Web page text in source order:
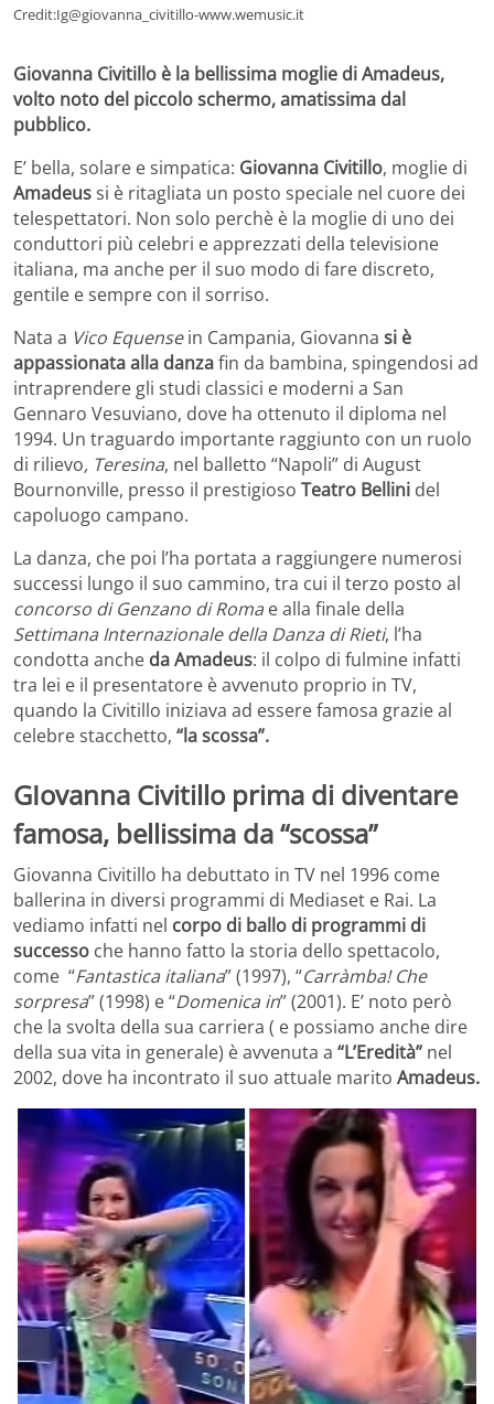
Credit:Ig@giovanna_civitillo-www.wemusic.it
Giovanna Civitillo è la bellissima moglie di Amadeus,
volto noto del piccolo schermo, amatissima dal
pubblico.
E’ bella, solare e simpatica: Giovanna Civitillo, moglie di
Amadeussi è ritagliata un posto speciale nel cuore dei
telespettatori. Non solo perchè è la moglie di uno dei
conduttori più celebri e apprezzati della televisione
italiana, ma anche per il suo modo di fare discreto,
gentile e sempre con il sorriso.
Nata a Vico Equensein Campania, Giovanna si è
appassionata alla danzafin da bambina, spingendosi ad
intraprendere gli studi classici e moderni a San
Gennaro Vesuviano, dove ha ottenuto il diploma nel
1994. Un traguardo importante raggiunto con un ruolo
di rilievo, Teresina, nel balletto “Napoli” di August
Bournonville, presso il prestigioso Teatro Bellini del
capoluogo campano.
La danza, che poi l’ha portata a raggiungere numerosi
successi lungo il suo cammino, tra cui il terzo posto al
concorso di Genzano di Roma e alla finale della
Settimana Internazionale della Danza di Rieti, l’ha
condotta anche da Amadeus: il colpo di fulmine infatti
tra lei e il presentatore è avvenuto proprio in TV,
quando la Civitillo iniziava ad essere famosa grazie al
celebre stacchetto, “la scossa”.
GIovanna Civitillo prima di diventare
famosa, bellissima da “scossa”
Giovanna Civitillo ha debuttato in TV nel 1996 come
ballerina in diversi programmi di Mediaset e Rai. La
vediamo infatti nel corpo di ballo di programmi di
successo che hanno fatto la storia dello spettacolo,
come “Fantastica italiana” (1997), “Carràmba! Che
sorpresa” (1998) e “Domenica in” (2001). E’ noto però
che la svolta della sua carriera ( e possiamo anche dire
della sua vita in generale) è avvenuta a “L’Eredità” nel
2002, dove ha incontrato il suo attuale marito Amadeus.